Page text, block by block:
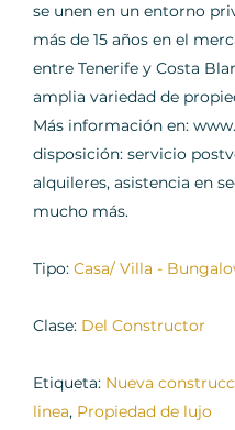
se unen en un entorno
más de 15 años en el
entre Tenerife y Costa
amplia variedad de
Más información en:
disposición: servicio
alquileres, asistencia en
mucho más.
Tipo: Casa/ Villa -
Clase: Del Constructor
Etiqueta: Nueva
linea, Propiedad de lujo